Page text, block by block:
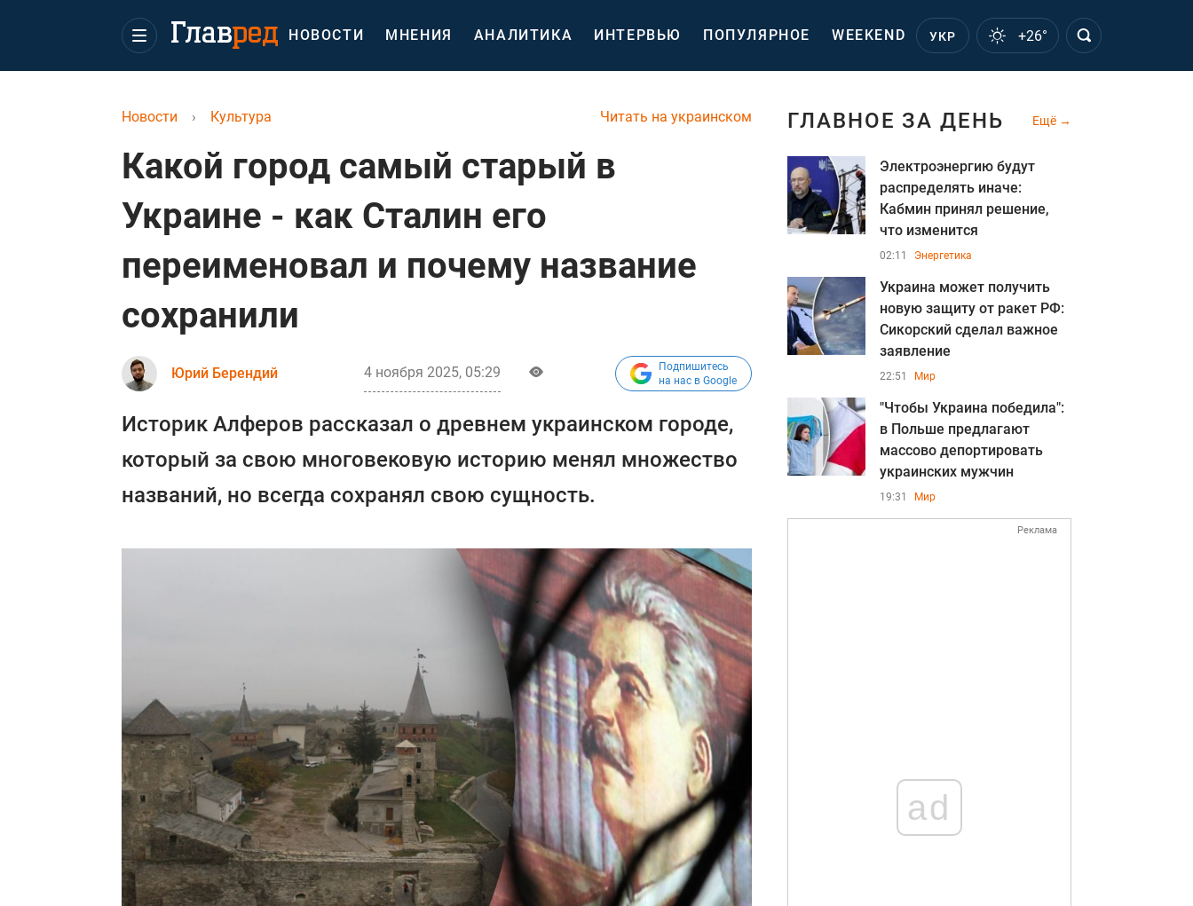
НОВОСТИ МНЕНИЯ АНАЛИТИКА ИНТЕРВЬЮ ПОПУЛЯРНОЕ WEEKEND УКР +26°
Читать на украинском
Новости › Культура
Какой город самый старый в
Украине - как Сталин его
переименовал и почему название
сохранили
Юрий Берендий 4 ноября 2025, 05:29
Подпишитесь
на нас в Google
Историк Алферов рассказал о древнем украинском городе,
который за свою многовековую историю менял множество
названий, но всегда сохранял свою сущность.
ГЛАВНОЕ ЗА ДЕНЬ Ещё
Электроэнергию будут
распределять иначе:
Кабмин принял решение,
что изменится
02:11 Энергетика
Украина может получить
новую защиту от ракет РФ:
Сикорский сделал важное
заявление
22:51 Мир
"Чтобы Украина победила":
в Польше предлагают
массово депортировать
украинских мужчин
19:31 Мир
Реклама
ad